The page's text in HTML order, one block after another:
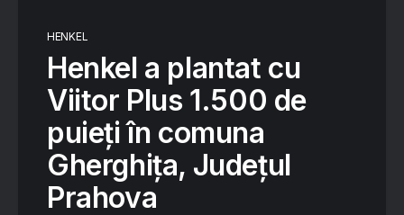
HENKEL
Henkel a plantat cu
Viitor Plus 1.500 de
puieți în comuna
Gherghița, Județul
Prahova